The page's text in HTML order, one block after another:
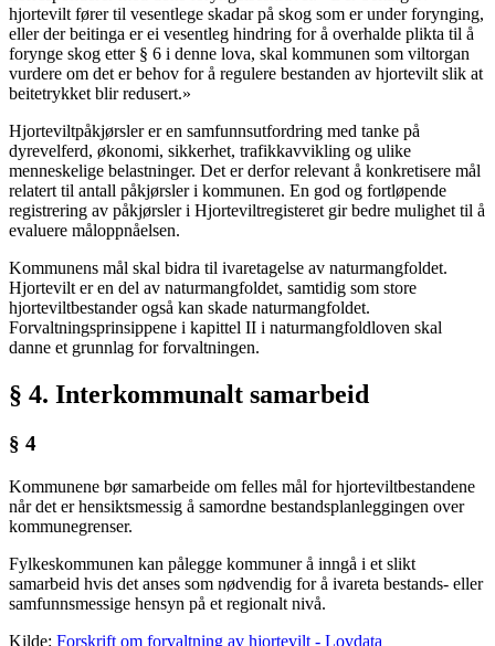
hjortevilt fører til vesentlege skadar på skog som er under forynging,
eller der beitinga er ei vesentleg hindring for å overhalde plikta til å
forynge skog etter § 6 i denne lova, skal kommunen som viltorgan
vurdere om det er behov for å regulere bestanden av hjortevilt slik at
beitetrykket blir redusert.»
Hjorteviltpåkjørsler er en samfunnsutfordring med tanke på
dyrevelferd, økonomi, sikkerhet, trafikkavvikling og ulike
menneskelige belastninger. Det er derfor relevant å konkretisere mål
relatert til antall påkjørsler i kommunen. En god og fortløpende
registrering av påkjørsler i Hjorteviltregisteret gir bedre mulighet til å
evaluere måloppnåelsen.
Kommunens mål skal bidra til ivaretagelse av naturmangfoldet.
Hjortevilt er en del av naturmangfoldet, samtidig som store
hjorteviltbestander også kan skade naturmangfoldet.
Forvaltningsprinsippene i kapittel II i naturmangfoldloven skal
danne et grunnlag for forvaltningen.
§ 4. Interkommunalt samarbeid
§ 4
Kommunene bør samarbeide om felles mål for hjorteviltbestandene
når det er hensiktsmessig å samordne bestandsplanleggingen over
kommunegrenser.
Fylkeskommunen kan pålegge kommuner å inngå i et slikt
samarbeid hvis det anses som nødvendig for å ivareta bestands- eller
samfunnsmessige hensyn på et regionalt nivå.
Kilde: Forskrift om forvaltning av hjortevilt - Lovdata